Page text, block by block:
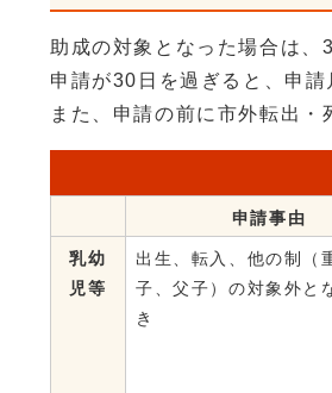
助成の対象となった場合は、
申請が30日を過ぎると、申請
また、申請の前に市外転出
申請事由
乳幼
児等
出生、転入、他の制（
子、父子）の対象外と
き